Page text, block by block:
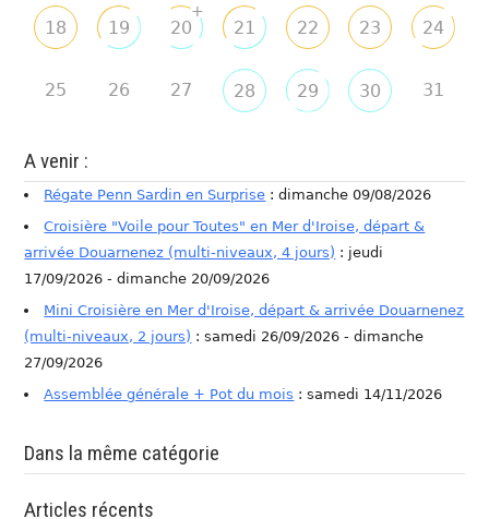
18 19 20
+
21 22 23 24
25 26 27 28 29 30 31
A venir :
Régate Penn Sardin en Surprise : dimanche 09/08/2026
Croisière "Voile pour Toutes" en Mer d'Iroise, départ &
arrivée Douarnenez (multi-niveaux, 4 jours) : jeudi
17/09/2026 - dimanche 20/09/2026
Mini Croisière en Mer d'Iroise, départ & arrivée Douarnenez
(multi-niveaux, 2 jours) : samedi 26/09/2026 - dimanche
27/09/2026
Assemblée générale + Pot du mois : samedi 14/11/2026
Dans la même catégorie
Articles récents